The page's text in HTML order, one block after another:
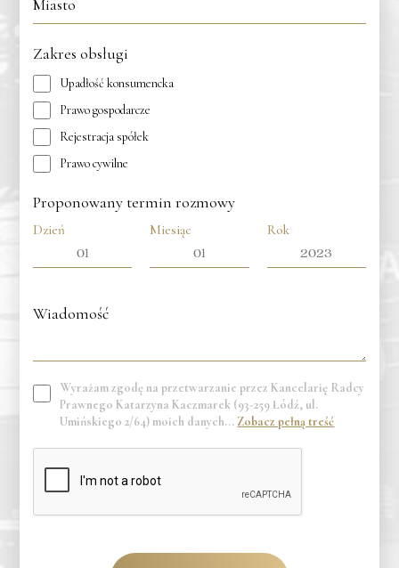
Zakres obsługi
Upadłość konsumencka
Prawo gospodarcze
Rejestracja spółek
Prawo cywilne
Proponowany termin rozmowy
Dzień Miesiąc Rok
Wyrażam zgodę na przetwarzanie przez Kancelarię Radcy
Prawnego Katarzyna Kaczmarek (93-259 Łódź, ul.
Umińskiego 2/64) moich danych... Zobacz pełną treść